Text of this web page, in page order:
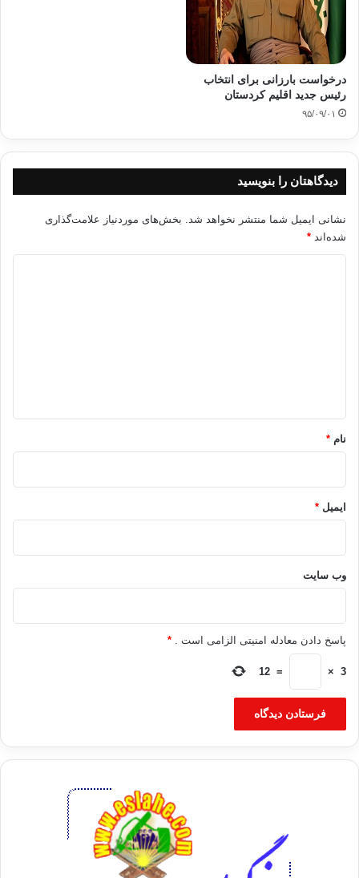
درخواست بارزانی برای انتخاب
رئیس جدید اقلیم کردستان
۹۵/۰۹/۰۱
دیدگاهتان را بنویسید
نشانی ایمیل شما منتشر نخواهد شد. بخش‌های موردنیاز علامت‌گذاری
شده‌اند *
نام *
ایمیل *
وب‌ سایت
پاسخ دادن معادله امنیتی الزامی است . *
3
×
=
12